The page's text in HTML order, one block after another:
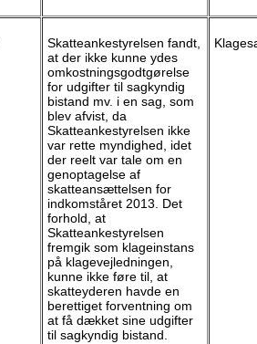
Skatteankestyrelsen fandt,
at der ikke kunne ydes
omkostningsgodtgørelse
for udgifter til sagkyndig
bistand mv. i en sag, som
blev afvist, da
Skatteankestyrelsen ikke
var rette myndighed, idet
der reelt var tale om en
genoptagelse af
skatteansættelsen for
indkomståret 2013. Det
forhold, at
Skatteankestyrelsen
fremgik som klageinstans
på klagevejledningen,
kunne ikke føre til, at
skatteyderen havde en
berettiget forventning om
at få dækket sine udgifter
til sagkyndig bistand.